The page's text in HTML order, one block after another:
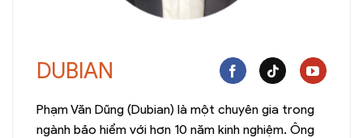
DUBIAN
Phạm Văn Dũng (Dubian) là một chuyên gia trong
ngành bảo hiểm với hơn 10 năm kinh nghiệm. Ông